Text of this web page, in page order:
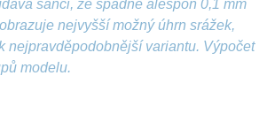
šanci, že spadne alespoň 0,1 mm
nejvyšší možný úhrn srážek,
nejpravděpodobnější variantu. Výpočet
modelu.